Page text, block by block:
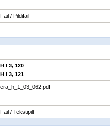
Fail / Pildifail
H I 3, 120
H I 3, 121
era_h_1_03_062.pdf
Fail / Tekstipilt